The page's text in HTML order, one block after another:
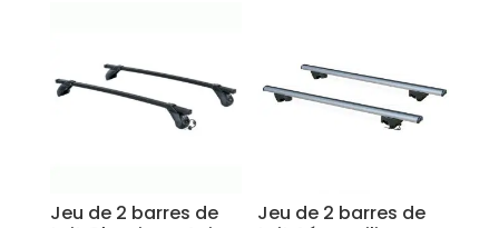
Jeu de 2 barres de
Jeu de 2 barres de